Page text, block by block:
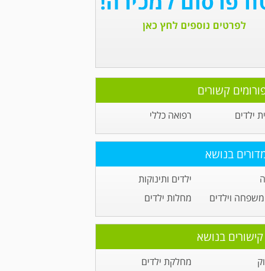
קשורים
ילדים רפואה כללי
בנושא
ילדים ותינוקות
וילדים
מחלות ילדים
קישורים בנושא
מחלקת ילדים